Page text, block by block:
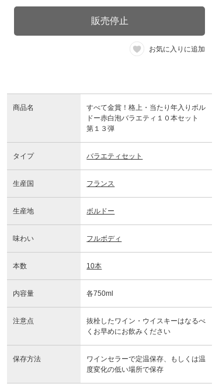
販売停止
お気に入りに追加
商品名
すべて金賞！格上・当たり年入りボル
ドー赤白泡バラエティ１０本セット
第１３弾
タイプ バラエティセット
生産国 フランス
生産地 ボルドー
味わい フルボディ
本数 10本
内容量 各750ml
注意点
抜栓したワイン・ウイスキーはなるべ
くお早めにお飲みください
保存方法
ワインセラーで定温保存、もしくは温
度変化の低い場所で保存